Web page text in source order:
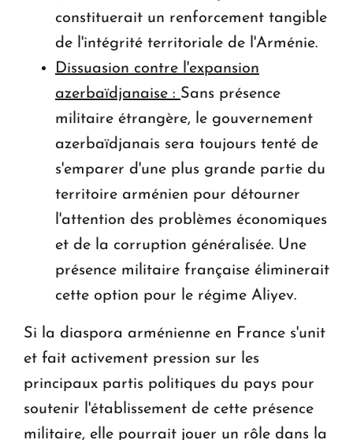
constituerait un renforcement tangible
de l'intégrité territoriale de l'Arménie.
Dissuasion contre l'expansion
azerbaïdjanaise : Sans présence
militaire étrangère, le gouvernement
azerbaïdjanais sera toujours tenté de
s'emparer d'une plus grande partie du
territoire arménien pour détourner
l'attention des problèmes économiques
et de la corruption généralisée. Une
présence militaire française éliminerait
cette option pour le régime Aliyev.
Si la diaspora arménienne en France s'unit
et fait activement pression sur les
principaux partis politiques du pays pour
soutenir l'établissement de cette présence
militaire, elle pourrait jouer un rôle dans la